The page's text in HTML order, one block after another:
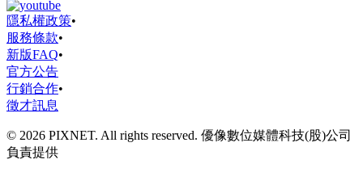
隱私權政策•
服務條款•
新版FAQ•
官方公告
行銷合作•
徵才訊息
© 2026 PIXNET. All rights reserved. 優像數位媒體科技(股)公司
負責提供